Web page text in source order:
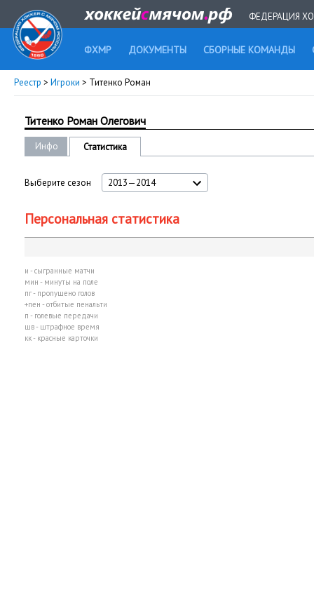
ФЕДЕРАЦИЯ
ФХМР ДОКУМЕНТЫ СБОРНЫЕ КОМАНДЫ
Реестр > Игроки > Титенко Роман
Титенко Роман Олегович
Инфо Статистика
Выберите сезон 2013—2014
Персональная статистика
и - сыгранные матчи
мин - минуты на поле
пг - пропущено голов
+пен - отбитые пенальти
п - голевые передачи
шв - штрафное время
кк - красные карточки